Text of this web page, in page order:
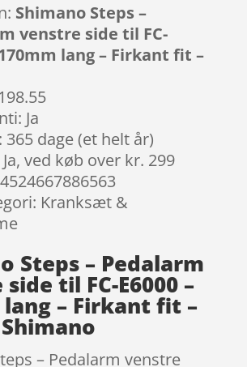
Shimano Steps –
venstre side til FC-
170mm lang – Firkant fit –
Ja
365 dage (et helt år)
ved køb over kr. 299
Kranksæt &
Steps – Pedalarm
til FC-E6000 –
lang – Firkant fit –
– Pedalarm venstre